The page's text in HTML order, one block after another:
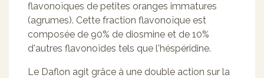
flavonoïques de petites oranges immatures
(agrumes). Cette fraction flavonoïque est
composée de 90% de diosmine et de 10%
d'autres flavonoïdes tels que l'héspéridine.
Le Daflon agit grâce à une double action sur la